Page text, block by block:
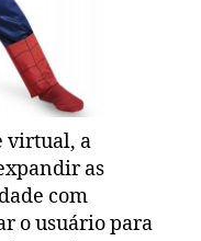
virtual, a
as
com
o usuário para